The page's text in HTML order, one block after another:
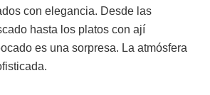
con elegancia. Desde las
hasta los platos con ají
es una sorpresa. La atmósfera